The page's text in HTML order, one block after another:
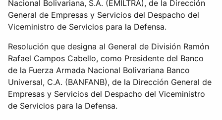
Nacional Bolivariana, S.A. (EMILTRA), de la Dirección
General de Empresas y Servicios del Despacho del
Viceministro de Servicios para la Defensa.
Resolución que designa al General de División Ramón
Rafael Campos Cabello, como Presidente del Banco
de la Fuerza Armada Nacional Bolivariana Banco
Universal, C.A. (BANFANB), de la Dirección General de
Empresas y Servicios del Despacho del Viceministro
de Servicios para la Defensa.